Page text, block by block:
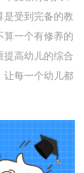
是受到完备的教
算一个有修养的
提高幼儿的综合
让每一个幼儿都